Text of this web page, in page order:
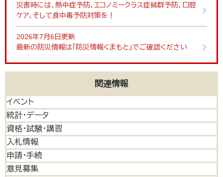
災害時には、熱中症予防、エコノミークラス症候群予防、口腔
ケア、そして食中毒予防対策を！
2026年7月6日更新
最新の防災情報は「防災情報くまもと」でご確認ください
関連情報
イベント
統計・データ
資格・試験・講習
入札情報
申請・手続
意見募集